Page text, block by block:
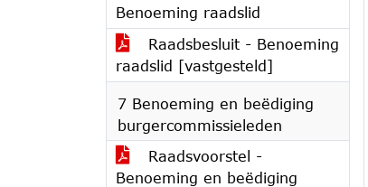
Benoeming raadslid
Raadsbesluit - Benoeming
raadslid [vastgesteld]
7 Benoeming en beëdiging
burgercommissieleden
Raadsvoorstel -
Benoeming en beëdiging